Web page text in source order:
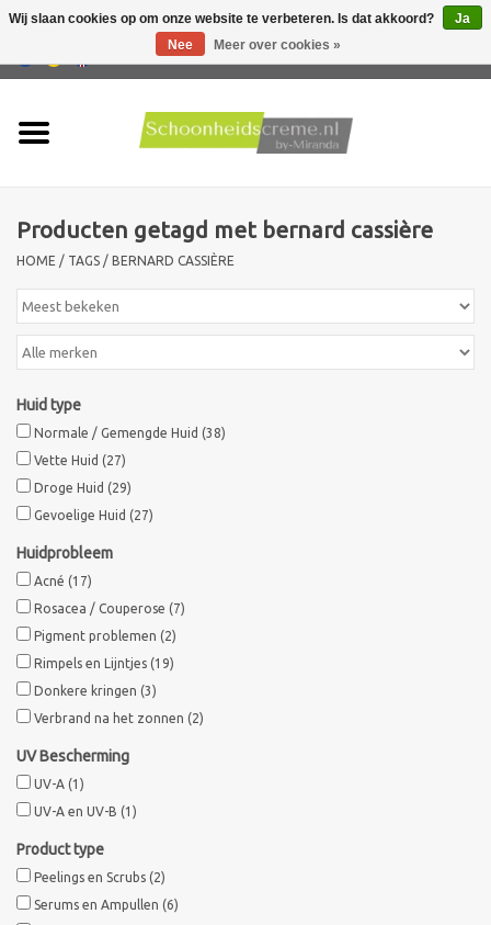
Producten
Huidproblemen
Mannen verzorging
Acties
Nieuw !!
Mila d'Opiz
Bernard cassiere
Pascaud
Fusion Meso
PCA SKINCARE
Ekseption Skincare
Producten getagd met bernard cassière
HOME / TAGS / BERNARD CASSIÈRE
Huid type
Normale / Gemengde Huid (38)
Vette Huid (27)
Droge Huid (29)
Gevoelige Huid (27)
Huidprobleem
Acné (17)
Rosacea / Couperose (7)
Pigment problemen (2)
Rimpels en Lijntjes (19)
Donkere kringen (3)
Verbrand na het zonnen (2)
UV Bescherming
UV-A (1)
UV-A en UV-B (1)
Product type
Peelings en Scrubs (2)
Serums en Ampullen (6)
Wij slaan cookies op om onze website te verbeteren. Is dat akkoord?
Ja
Nee
Meer over cookies »